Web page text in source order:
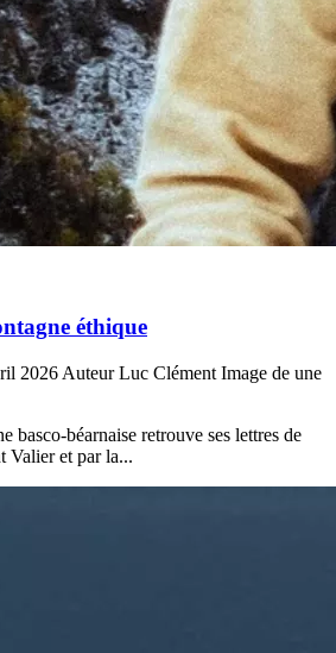
éthique
2026 Auteur Luc Clément Image de une
basco-béarnaise retrouve ses lettres de
Valier et par la...